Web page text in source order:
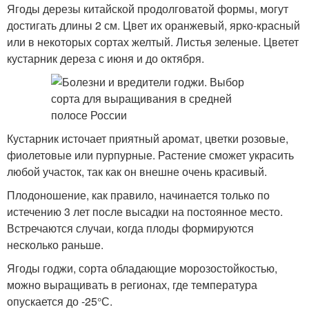
Ягоды дерезы китайской продолговатой формы, могут
достигать длины 2 см. Цвет их оранжевый, ярко-красный
или в некоторых сортах желтый. Листья зеленые. Цветет
кустарник дереза с июня и до октября.
Кустарник источает приятный аромат, цветки розовые,
фиолетовые или пурпурные. Растение сможет украсить
любой участок, так как он внешне очень красивый.
Плодоношение, как правило, начинается только по
истечению 3 лет после высадки на постоянное место.
Встречаются случаи, когда плоды формируются
несколько раньше.
Ягоды годжи, сорта обладающие морозостойкостью,
можно выращивать в регионах, где температура
опускается до -25°С.